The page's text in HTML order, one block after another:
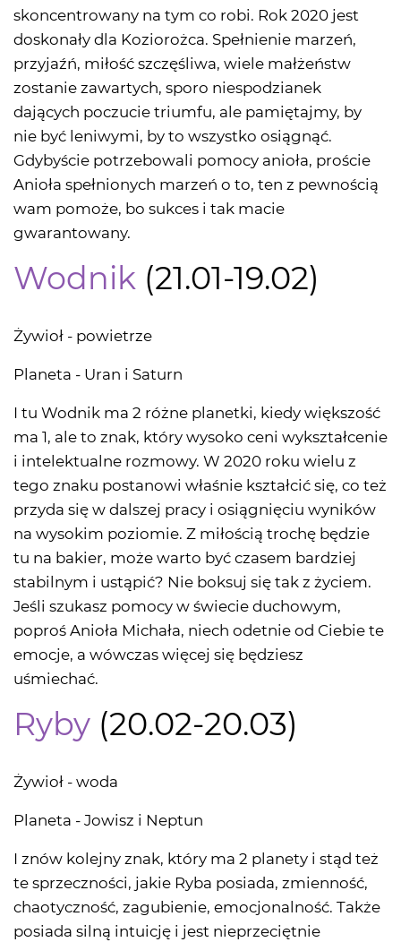
skoncentrowany na tym co robi. Rok 2020 jest
doskonały dla Koziorożca. Spełnienie marzeń,
przyjaźń, miłość szczęśliwa, wiele małżeństw
zostanie zawartych, sporo niespodzianek
dających poczucie triumfu, ale pamiętajmy, by
nie być leniwymi, by to wszystko osiągnąć.
Gdybyście potrzebowali pomocy anioła, proście
Anioła spełnionych marzeń o to, ten z pewnością
wam pomoże, bo sukces i tak macie
gwarantowany.
Wodnik (21.01-19.02)
Żywioł - powietrze
Planeta - Uran i Saturn
I tu Wodnik ma 2 różne planetki, kiedy większość
ma 1, ale to znak, który wysoko ceni wykształcenie
i intelektualne rozmowy. W 2020 roku wielu z
tego znaku postanowi właśnie kształcić się, co też
przyda się w dalszej pracy i osiągnięciu wyników
na wysokim poziomie. Z miłością trochę będzie
tu na bakier, może warto być czasem bardziej
stabilnym i ustąpić? Nie boksuj się tak z życiem.
Jeśli szukasz pomocy w świecie duchowym,
poproś Anioła Michała, niech odetnie od Ciebie te
emocje, a wówczas więcej się będziesz
uśmiechać.
Ryby (20.02-20.03)
Żywioł - woda
Planeta - Jowisz i Neptun
I znów kolejny znak, który ma 2 planety i stąd też
te sprzeczności, jakie Ryba posiada, zmienność,
chaotyczność, zagubienie, emocjonalność. Także
posiada silną intuicję i jest nieprzeciętnie